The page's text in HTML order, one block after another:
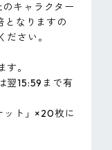
キャラクター
となりますの
さい。
。
翌15:59まで有
ット」×20枚に